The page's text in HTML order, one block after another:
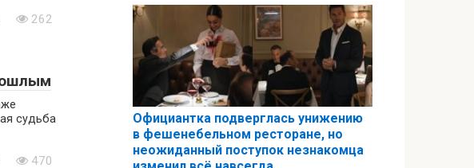
262
судьба
470
Официантка подверглась унижению
в фешенебельном ресторане, но
неожиданный поступок незнакомца